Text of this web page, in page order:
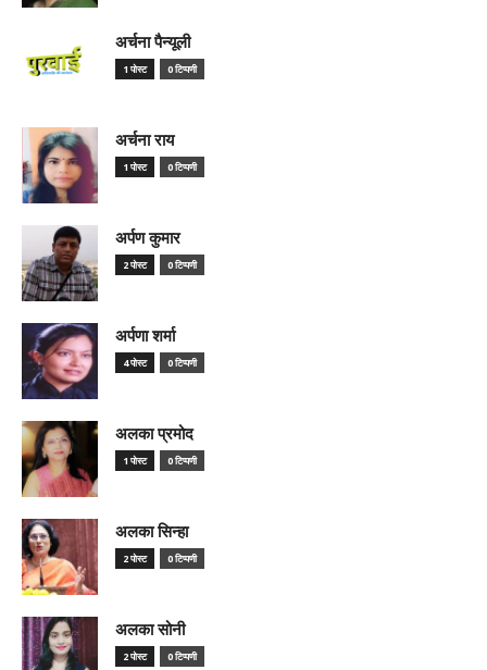
अर्चना पैन्यूली
1 पोस्ट 0 टिप्पणी
अर्चना राय
1 पोस्ट 0 टिप्पणी
अर्पण कुमार
2 पोस्ट 0 टिप्पणी
अर्पणा शर्मा
4 पोस्ट 0 टिप्पणी
अलका प्रमोद
1 पोस्ट 0 टिप्पणी
अलका सिन्हा
2 पोस्ट 0 टिप्पणी
अलका सोनी
2 पोस्ट 0 टिप्पणी